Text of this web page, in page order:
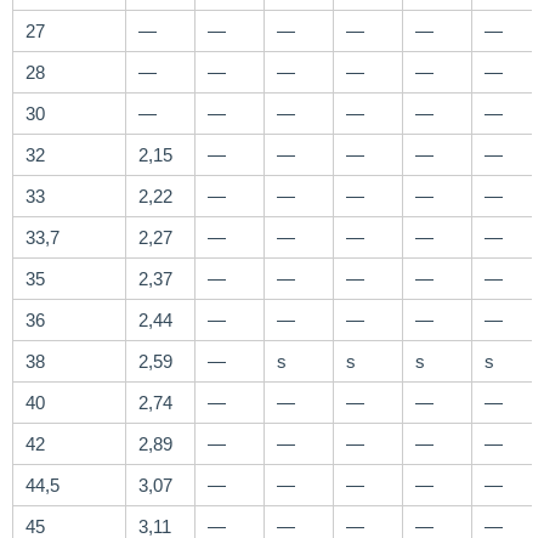
27
— — — — —
—
28
— — — — —
—
30
— — — — —
—
32
2,15 — — — —
—
33
2,22 — — — —
—
33,7
2,27 — — — —
—
35
2,37 — — — —
—
36
2,44 — — — —
—
38
2,59 — ѕ ѕ ѕ
ѕ
40
2,74 — — — —
—
42
2,89 — — — —
—
44,5
3,07 — — — —
—
45
3,11 — — — —
—